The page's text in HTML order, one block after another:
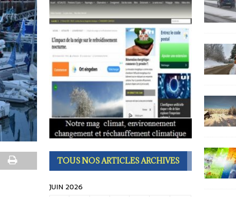
AIN
la fin de l’été INFOS PRATIQUES
TOUS NOS ARTICLES ARCHIVES
JUIN 2026